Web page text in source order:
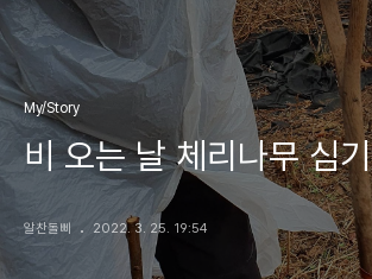
My/Story
비 오는 날 체리나무 심기
알찬돌삐 2022. 3. 25. 19:54